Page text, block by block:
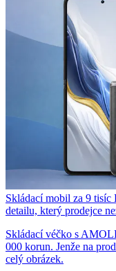
Skládací mobil za 9
detailu, který prodejce
Skládací véčko s
000 korun. Jenže na
celý obrázek.